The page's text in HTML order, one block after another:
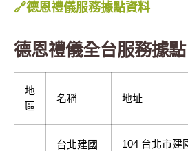
🔗德恩禮儀服務據點資料
德恩禮儀全台服務據點
地
區
名稱 地址
台北建國
104 台北市建